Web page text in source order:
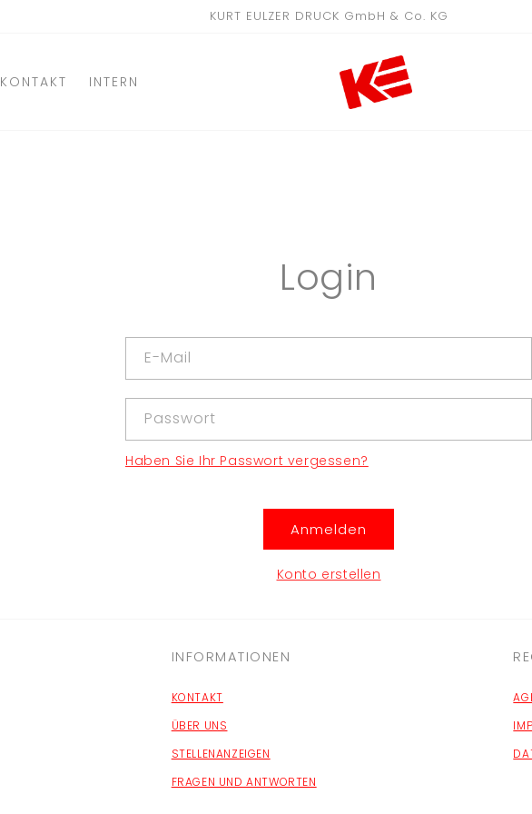
KURT EULZER DRUCK GmbH & Co. KG
KONTAKT INTERN
Login
E-Mail
Passwort
Haben Sie Ihr Passwort vergessen?
Anmelden
Konto erstellen
INFORMATIONEN
KONTAKT
ÜBER UNS
STELLENANZEIGEN
FRAGEN UND ANTWORTEN